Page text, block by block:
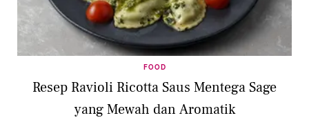
FOOD
Resep Ravioli Ricotta Saus Mentega Sage
yang Mewah dan Aromatik